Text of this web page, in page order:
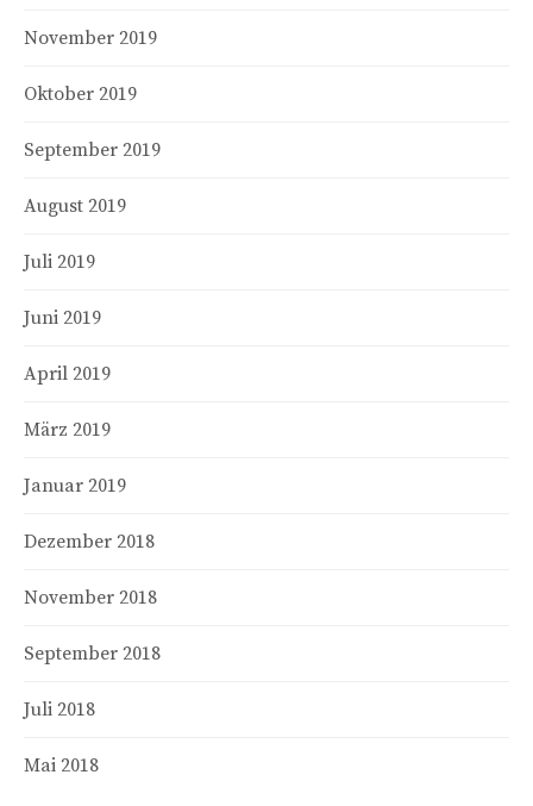
November 2019
Oktober 2019
September 2019
August 2019
Juli 2019
Juni 2019
April 2019
März 2019
Januar 2019
Dezember 2018
November 2018
September 2018
Juli 2018
Mai 2018